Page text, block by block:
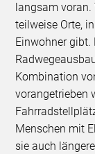
langsam
teilweise Orte,
Einwohner
Kombination
vorangetrieben
Menschen mit
sie auch